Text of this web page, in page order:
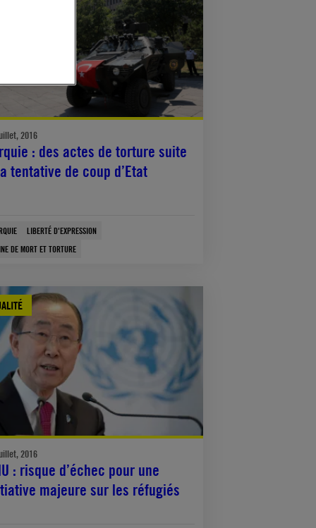
2016
: des actes de torture suite
tentative de coup d’Etat
LIBERTÉ D'EXPRESSION
DE MORT ET TORTURE
2016
: risque d’échec pour une
majeure sur les réfugiés